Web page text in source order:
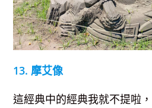
13. 摩艾像
這經典中的經典我就不提啦